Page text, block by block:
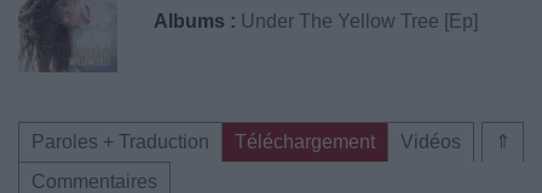
Albums : Under The Yellow Tree [Ep]
⇑
Paroles + Traduction Téléchargement
Vidéos
Commentaires